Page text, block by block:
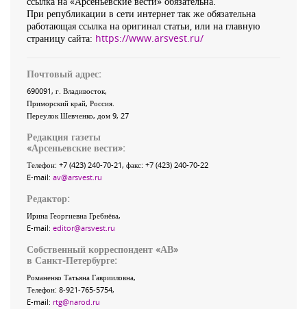
При републикации в сети интернет так же обязательна
работающая ссылка на оригинал статьи, или на главную
страницу сайта: https://www.arsvest.ru/
Почтовый адрес:
690091, г. Владивосток,
Приморский край, Россия
Переулок Шевченко, дом 9, 27
Редакция газеты
«Арсеньевские вести»:
Телефон: +7 (423) 240-70-21, факс: +7 (423) 240-70-22
E-mail: av@arsvest.ru
Редактор:
Ирина Георгиевна Гребнёва,
E-mail: editor@arsvest.ru
Собственный корреспондент «АВ»
в Санкт-Петербурге:
Романенко Татьяна Гаврииловна,
Телефон: 8-921-765-5754,
E-mail: rtg@narod.ru